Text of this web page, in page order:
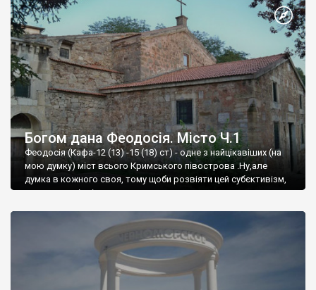
Богом дана Феодосія. Місто Ч.1
Феодосія (Кафа-12 (13) -15 (18) ст) - одне з найцікавіших (на
мою думку) міст всього Кримського півострова .Ну,але
думка в кожного своя, тому щоби розвіяти цей субєктивізм,
запрошую відвідати це